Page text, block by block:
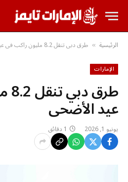
الرئيسية » طرق دبي تنقل 8.2 مليون راكب في عيد الأضحى
الإمارات
عيد الأضحى
يونيو 1, 2026 1 دقائق